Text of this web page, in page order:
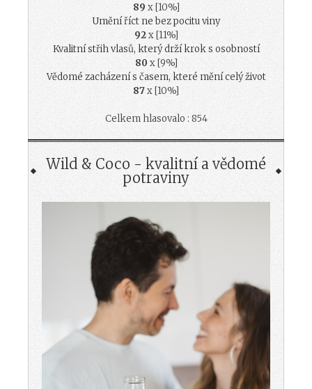
89 x [10%]
Umění říct ne bez pocitu viny
92x [11%]
Kvalitní střih vlasů, který drží krok s osobností
80 x [9%]
Vědomé zacházení s časem, které mění celý život
87x [10%]
Celkem hlasovalo : 854
Wild & Coco - kvalitní a vědomé
potraviny